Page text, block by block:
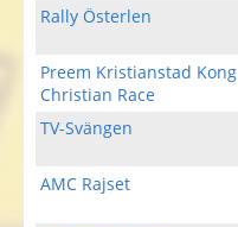
Rally Österlen
Preem Kristianstad Kong
Christian Race
TV-Svängen
AMC Rajset